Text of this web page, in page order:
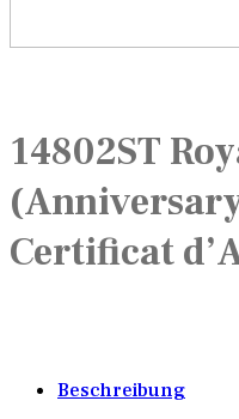
14802ST
Certificat
Beschreibung